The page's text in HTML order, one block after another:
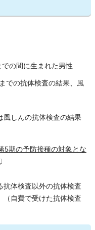
の間に生まれた男性
での抗体検査の結果、風
しんの抗体検査の結果
5期の予防接種の対象とな
体検査以外の抗体検査
（自費で受けた抗体検査